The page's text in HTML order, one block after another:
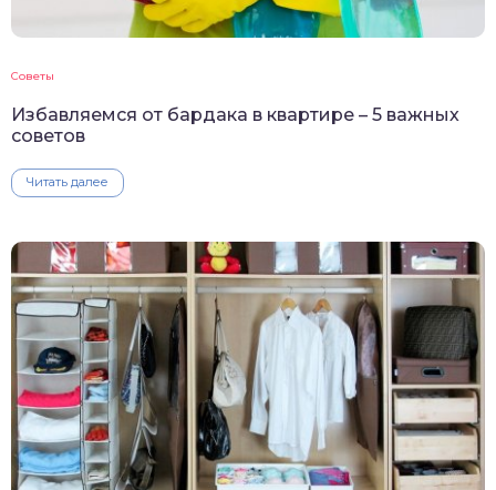
Советы
Избавляемся от бардака в квартире – 5 важных
советов
Читать далее